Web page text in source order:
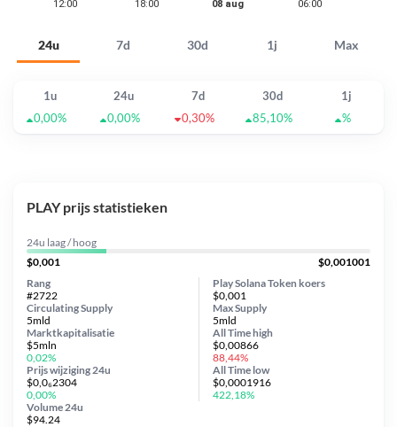
24u 7d 30d 1j Max
1u 24u 7d 30d
1j
0,00%
0,00% 0,30% 85,10% %
PLAY prijs statistieken
24u laag / hoog
$0,001
$0,001001
Play Solana Token koers
$0,001
Circulating Supply
5mld
Prijs wijziging 24u
$0,0₆2304
0,00%
Max Supply
5mld
Marktkapitalisatie
$5mln
0,02%
Volume 24u
$94.24
Rang
#2722
All Timehigh
$0,00866
88,44%
All Time low
$0,0001916
422,18%